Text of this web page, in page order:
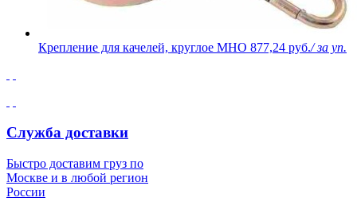
Крепление для качелей, круглое MHO 877,24 руб./ за уп.
Служба доставки
Быстро доставим груз по
Москве и в любой регион
России